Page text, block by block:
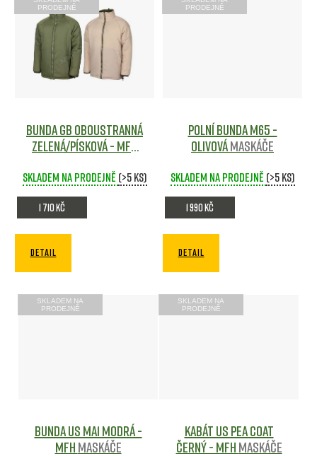
PRODEJNĚ
Bunda GB oboustranná
ZELENÁ/PÍSKOVÁ - MFH
Skladem na prodejně (>5 ks)
1 710 Kč
DETAIL
PRODEJNĚ
Polní bunda M65 -
olivováMaskáče
Skladem na prodejně (>5 ks)
1 990 Kč
DETAIL
SKLADEM NA
PRODEJNĚ
Bunda US MA1 MODRÁ -
MFH Maskáče
SKLADEM NA
PRODEJNĚ
Kabát US Pea Coat
ČERNÝ - MFH Maskáče